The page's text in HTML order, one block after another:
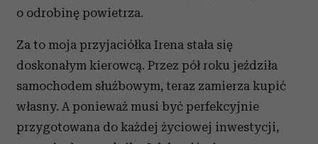
o odrobinę powietrza.
Za to moja przyjaciółka Irena stała się
doskonałym kierowcą. Przez pół roku jeździła
samochodem służbowym, teraz zamierza kupić
własny. A ponieważ musi być perfekcyjnie
przygotowana do każdej życiowej inwestycji,